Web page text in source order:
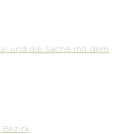
und die Sache mit dem
Bezirk